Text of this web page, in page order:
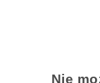
Nie